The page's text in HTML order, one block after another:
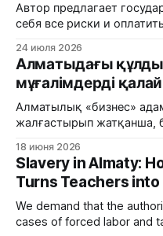
Автор предлагает
себя все риски и
капитал продолжает
потоках.
24 июля 2026
Алматыдағы
мұғалімдерді
Алматылық «бизнес»
жалғастырып жатқанша,
етеміз.
18 июня 2026
Slavery in Almaty:
Turns Teachers
We demand that the
cases of forced labor and